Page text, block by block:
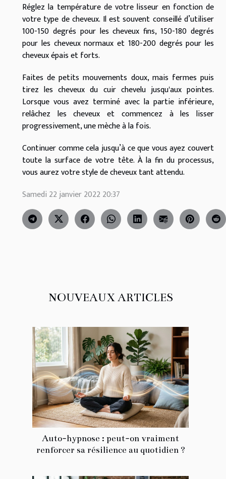
NOUVEAUX ARTICLES
Auto-hypnose : peut-on vraiment
renforcer sa résilience au quotidien ?
Réglez la température de votre lisseur en fonction de
votre type de cheveux. Il est souvent conseillé d’utiliser
100-150 degrés pour les cheveux fins, 150-180 degrés
pour les cheveux normaux et 180-200 degrés pour les
cheveux épais et forts.
Faites de petits mouvements doux, mais fermes puis
tirez les cheveux du cuir chevelu jusqu'aux pointes.
Lorsque vous avez terminé avec la partie inférieure,
relâchez les cheveux et commencez à les lisser
progressivement, une mèche à la fois.
Continuer comme cela jusqu’à ce que vous ayez couvert
toute la surface de votre tête. À la fin du processus,
vous aurez votre style de cheveux tant attendu.
Samedi 22 janvier 2022 20:37